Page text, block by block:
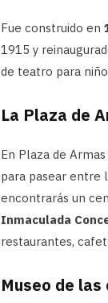
Fue construido en
1915 y
de teatro para
La Plaza de
En Plaza de
para pasear entre
encontrarás un
Inmaculada
restaurantes,
Museo de